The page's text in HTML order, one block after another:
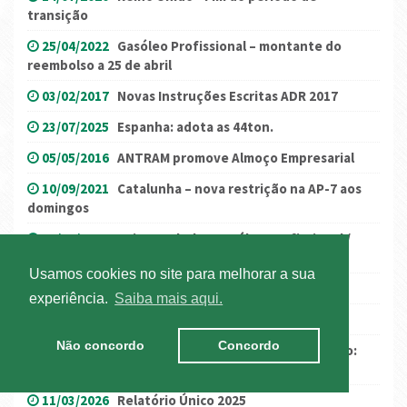
Usamos cookies no site para melhorar a sua
experiência.
Saiba mais aqui.
Não concordo Concordo
transição
25/04/2022 Gasóleo Profissional – montante do
reembolso a 25 de abril
03/02/2017 Novas Instruções Escritas ADR 2017
23/07/2025 Espanha: adota as 44ton.
05/05/2016 ANTRAM promove Almoço Empresarial
10/09/2021 Catalunha – nova restrição na AP-7 aos
domingos
16/05/2023 Lei Espanhola - Gasóleo Profissional /
29/04/2016
15/05/2018 Revisão da Diretiva do Destacamento:
Transitários também estão contra
11/03/2026 Relatório Único 2025